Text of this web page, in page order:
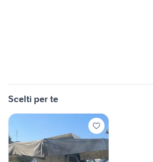
Scelti per te